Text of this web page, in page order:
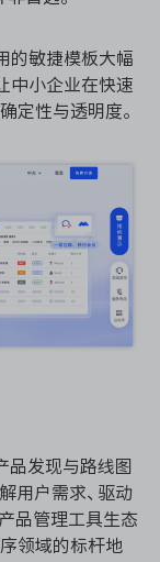
的敏捷模板大幅
中小企业在快速
定性与透明度。
品发现与路线图
用户需求、驱动
品管理工具生态
领域的标杆地